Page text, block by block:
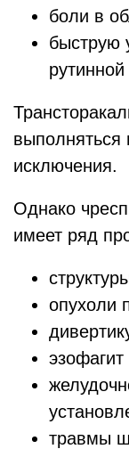
боли в
быструю
выполняться
исключения.
Однако
имеет ряд
опухоли
эзофагит
травмы